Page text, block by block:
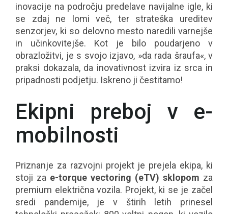
inovacije na področju predelave navijalne igle, ki
se zdaj ne lomi več, ter strateška ureditev
senzorjev, ki so delovno mesto naredili varnejše
in učinkovitejše. Kot je bilo poudarjeno v
obrazložitvi, je s svojo izjavo, »da rada šraufa«, v
praksi dokazala, da inovativnost izvira iz srca in
pripadnosti podjetju. Iskreno ji čestitamo!
Ekipni preboj v e-
mobilnosti
Priznanje za razvojni projekt je prejela ekipa, ki
stoji za e-torque vectoring (eTV) sklopom za
premium električna vozila. Projekt, ki se je začel
sredi pandemije, je v štirih letih prinesel